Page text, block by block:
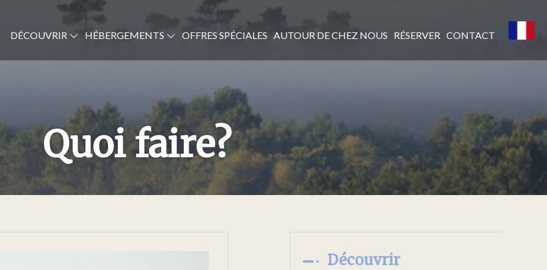
DÉCOUVRIR HÉBERGEMENTS OFFRES SPÉCIALES AUTOUR DE CHEZ NOUS RÉSERVER CONTACT
Quoi faire?
Découvrir